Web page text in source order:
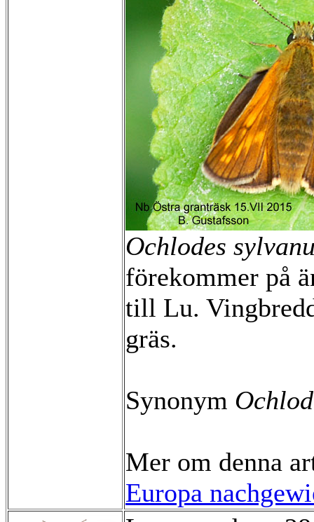
Ochlodes
förekommer på
till Lu.
gräs.
Synonym
Mer om denna
Europa